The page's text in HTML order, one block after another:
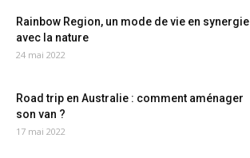
Rainbow Region, un mode de vie en synergie
avec la nature
24 mai 2022
Road trip en Australie : comment aménager
son van ?
17 mai 2022